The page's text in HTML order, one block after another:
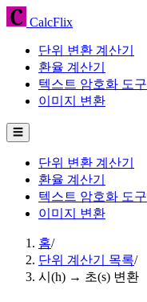
CalcFlix
단위 변환 계산기
환율 계산기
텍스트 암호화 도구
이미지 변환
☰
단위 변환 계산기
환율 계산기
텍스트 암호화 도구
이미지 변환
홈/
단위 계산기 목록/
시(h) → 초(s) 변환